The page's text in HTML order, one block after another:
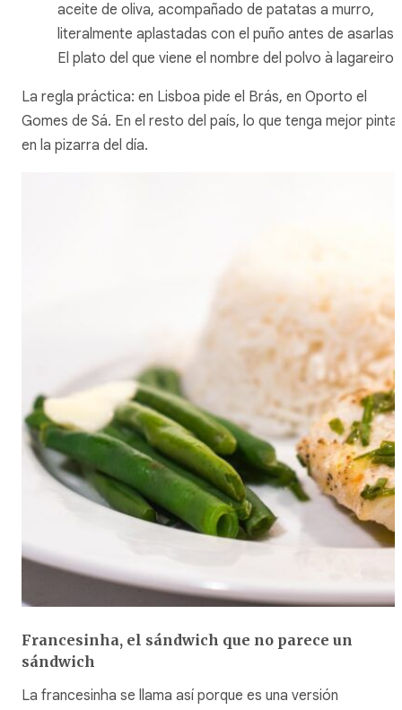
aceite de oliva, acompañado de patatas a murro,
literalmente aplastadas con el puño antes de asarlas.
El plato del que viene el nombre del polvo à lagareiro.
La regla práctica: en Lisboa pide el Brás, en Oporto el
Gomes de Sá. En el resto del país, lo que tenga mejor pinta
en la pizarra del día.
Francesinha, el sándwich que no parece un
sándwich
La francesinha se llama así porque es una versión